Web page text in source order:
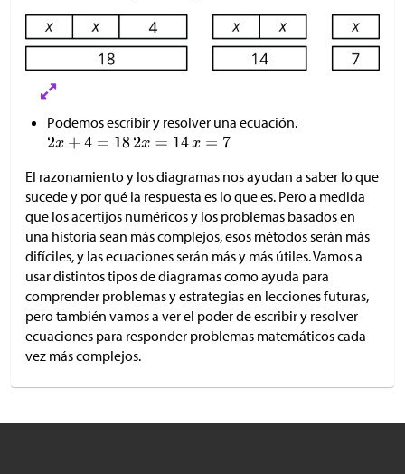
Podemos escribir y resolver una ecuación.
El razonamiento y los diagramas nos ayudan a saber lo que
sucede y por qué la respuesta es lo que es. Pero a medida
que los acertijos numéricos y los problemas basados en
una historia sean más complejos, esos métodos serán más
difíciles, y las ecuaciones serán más y más útiles. Vamos a
usar distintos tipos de diagramas como ayuda para
comprender problemas y estrategias en lecciones futuras,
pero también vamos a ver el poder de escribir y resolver
ecuaciones para responder problemas matemáticos cada
vez más complejos.